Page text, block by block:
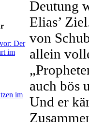
Der
im
im
Deutung
Elias’
von
allein
auch bös
Und er